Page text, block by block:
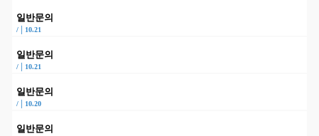
일반문의
/ 10.21
일반문의
/ 10.21
일반문의
/ 10.20
일반문의